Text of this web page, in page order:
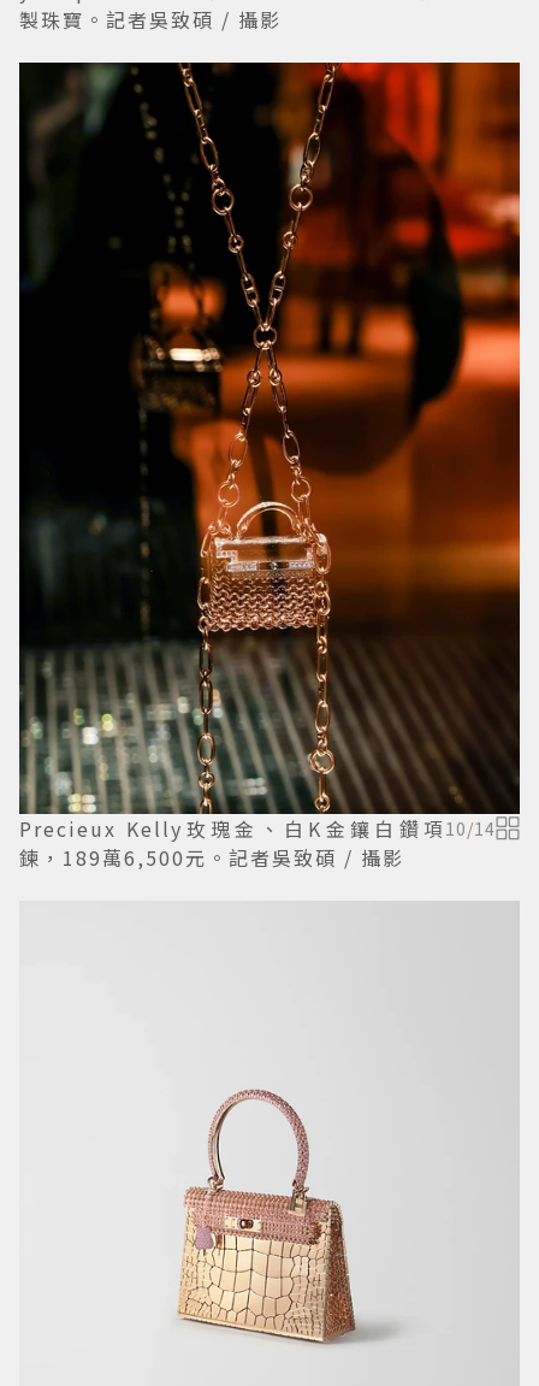
製珠寶。記者吳致碩 / 攝影
Precieux Kelly玫瑰金、白K金鑲白鑽項
鍊，189萬6,500元。記者吳致碩 / 攝影
10/14